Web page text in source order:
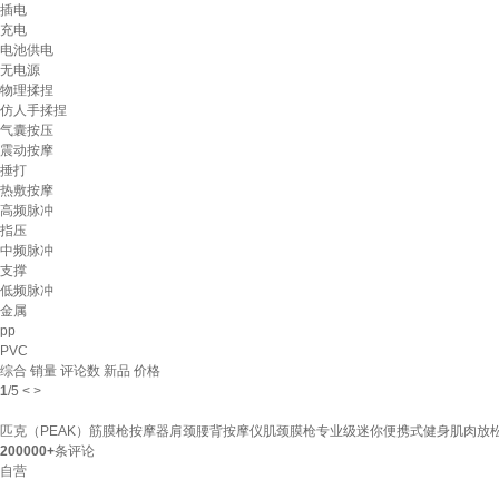
插电
充电
电池供电
无电源
物理揉捏
仿人手揉捏
气囊按压
震动按摩
捶打
热敷按摩
高频脉冲
指压
中频脉冲
支撑
低频脉冲
金属
pp
PVC
综合 销量 评论数 新品 价格
1/5 < >
匹克（PEAK）筋膜枪按摩器肩颈腰背按摩仪肌颈膜枪专业级迷你便携式健身肌肉放
200000+条评论
自营